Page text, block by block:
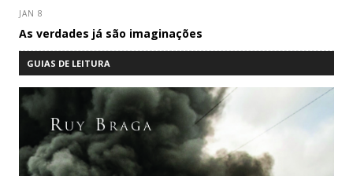
JAN 8
As verdades já são imaginações
GUIAS DE LEITURA